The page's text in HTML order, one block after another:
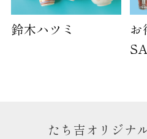
鈴木ハツミ
お
たち吉オリジナ